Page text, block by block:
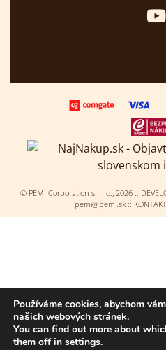
© PEMI Corporation s. r. o., 2026::
pemi@pemi.sk ::
Používáme cookies, abychom
našich webových stránek.
You can find out more about
them off in settings.